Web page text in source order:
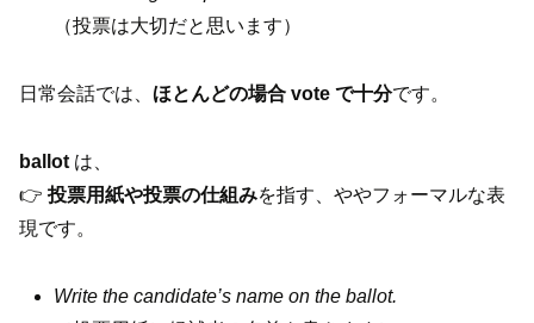
（投票は大切だと思います）
日常会話では、 ほとんどの場合 vote で十分です。
ballot は、
👉 投票用紙や投票の仕組みを指す、ややフォーマルな表
現です。
Write the candidate’s name on the ballot.